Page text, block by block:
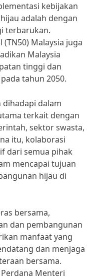
kebijakan
adalah dengan
terbarukan.
Malaysia juga
Malaysia
tinggi dan
tahun 2050.
dalam
terkait dengan
sektor swasta,
itu, kolaborasi
dari semua pihak
mencapai tujuan
hijau di
bersama,
dan pembangunan
manfaat yang
dan menjaga
bersama.
Menteri